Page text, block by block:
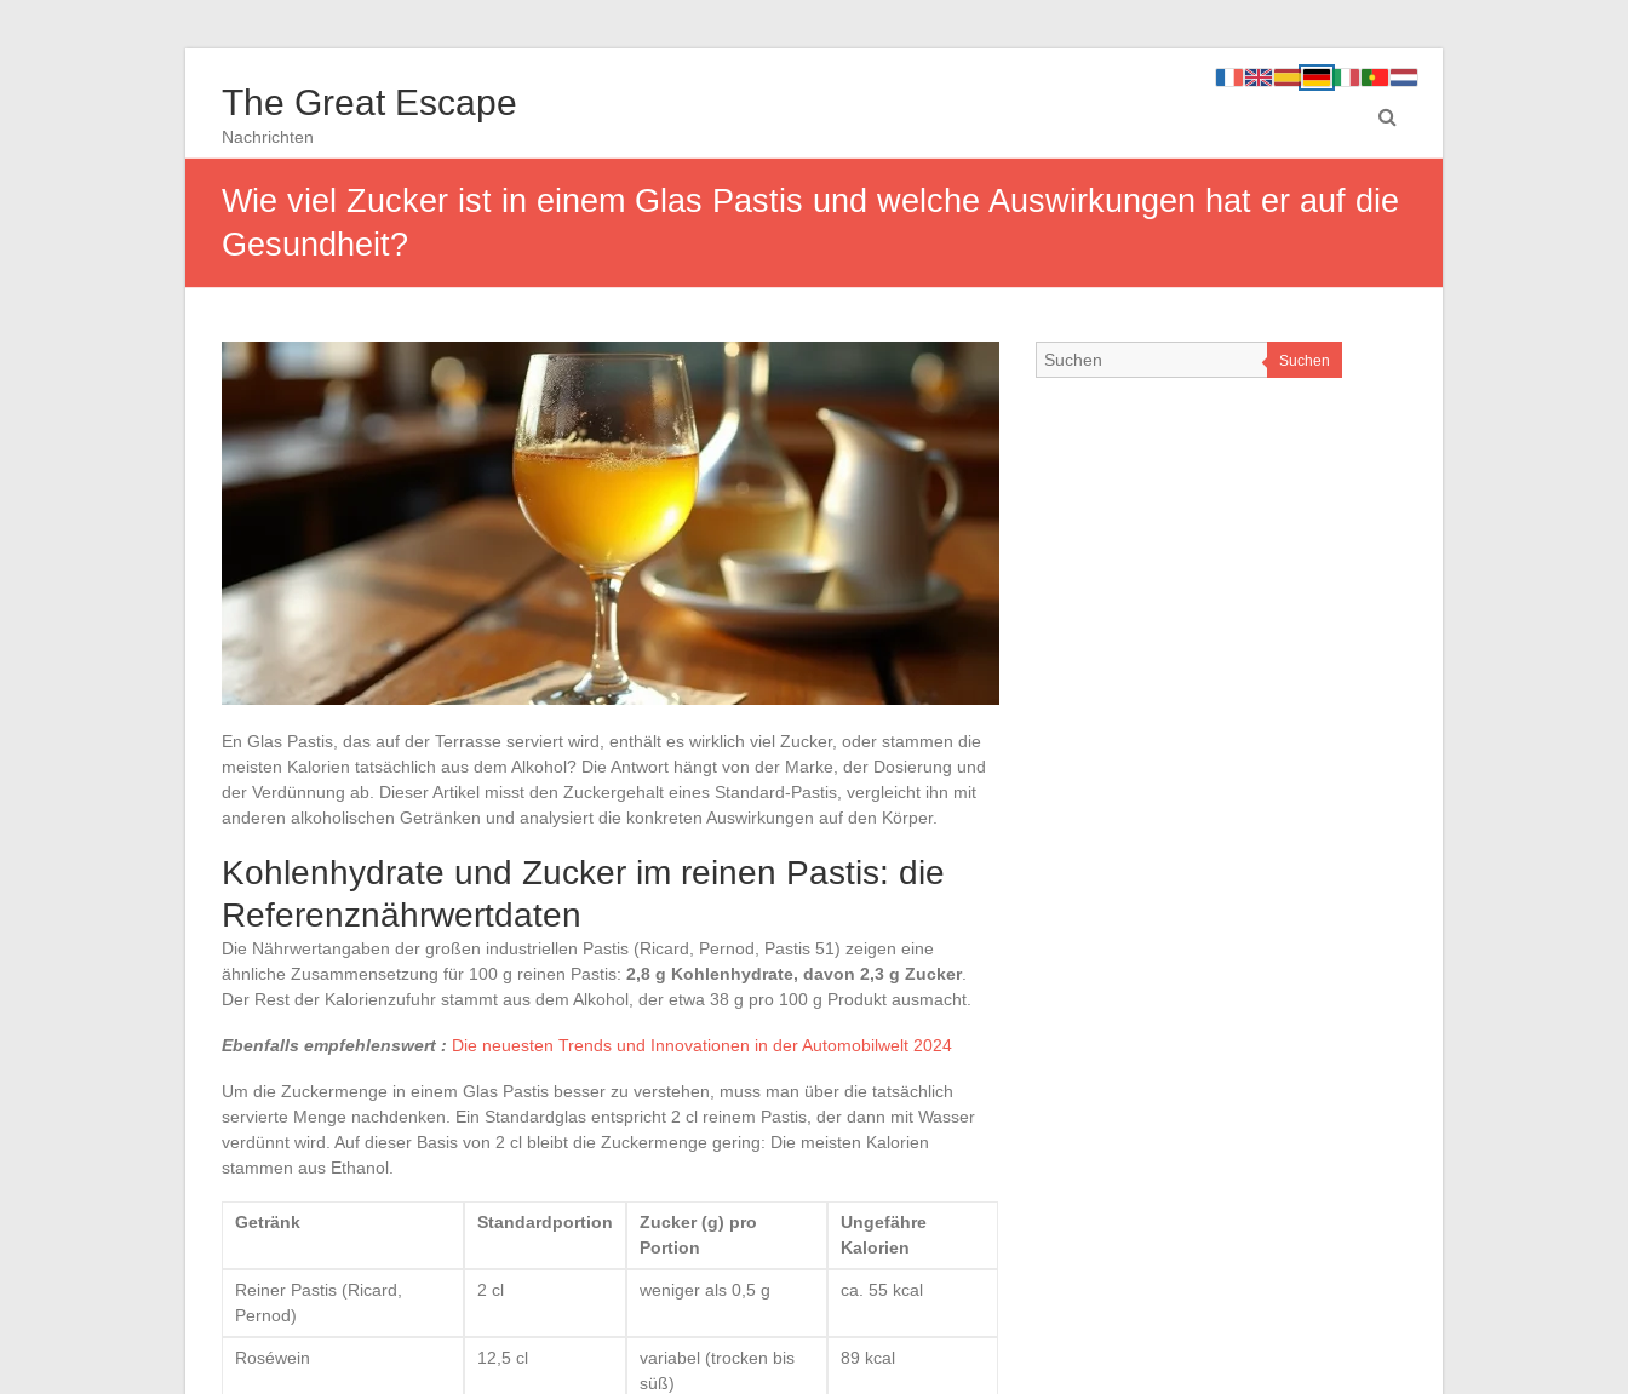
The Great Escape
Nachrichten
Wie viel Zucker ist in einem Glas Pastis und welche Auswirkungen hat er auf die
Gesundheit?
En Glas Pastis, das auf der Terrasse serviert wird, enthält es wirklich viel Zucker, oder stammen die
meisten Kalorien tatsächlich aus dem Alkohol? Die Antwort hängt von der Marke, der Dosierung und
der Verdünnung ab. Dieser Artikel misst den Zuckergehalt eines Standard-Pastis, vergleicht ihn mit
anderen alkoholischen Getränken und analysiert die konkreten Auswirkungen auf den Körper.
Kohlenhydrate und Zucker im reinen Pastis: die
Referenznährwertdaten
Die Nährwertangaben der großen industriellen Pastis (Ricard, Pernod, Pastis 51) zeigen eine
ähnliche Zusammensetzung für 100 g reinen Pastis: 2,8 g Kohlenhydrate, davon 2,3 g Zucker.
Der Rest der Kalorienzufuhr stammt aus dem Alkohol, der etwa 38 g pro 100 g Produkt ausmacht.
Ebenfalls empfehlenswert : Die neuesten Trends und Innovationen in der Automobilwelt 2024
Um die Zuckermenge in einem Glas Pastis besser zu verstehen, muss man über die tatsächlich
servierte Menge nachdenken. Ein Standardglas entspricht 2 cl reinem Pastis, der dann mit Wasser
verdünnt wird. Auf dieser Basis von 2 cl bleibt die Zuckermenge gering: Die meisten Kalorien
stammen aus Ethanol.
Getränk Standardportion
Zucker (g) pro
Portion
Ungefähre
Kalorien
Reiner Pastis (Ricard,
Pernod)
2 cl weniger als 0,5 g ca. 55 kcal
Roséwein 12,5 cl
variabel (trocken bis
süß)
89 kcal
Suchen